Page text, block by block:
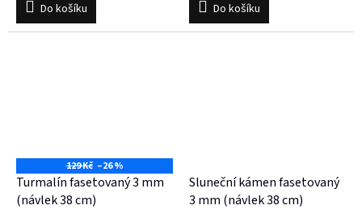
Do košíku
Do košíku
129 Kč –26 %
Turmalín fasetovaný 3 mm
(návlek 38 cm)
Sluneční kámen fasetovaný
3 mm (návlek 38 cm)